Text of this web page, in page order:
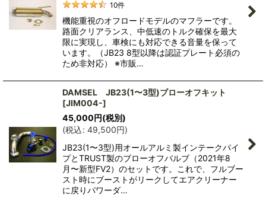
10件
機能重視のオフロードモデルのマフラーです。
路面クリアランス、中低速のトルク確保を最大
限に実現し、車検にも対応できる音量を保って
います。（JB23 8型以降は認証プレート必須の
ため非対応） ※市販…
DAMSEL JB23(1〜3型)ブローオフキット
[JIM004-]
45,000円(税別)
(税込: 49,500円)
JB23(1〜3型)用オールアルミ製インテークパイ
プとTRUST製のブローオフバルブ（2021年8
月〜新型FV2）のセットです。これで、フルブー
スト時にブーストがリークしてエアクリーナー
に戻りパワーダ…